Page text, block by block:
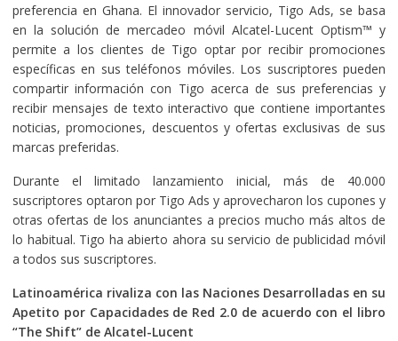
preferencia en Ghana. El innovador servicio, Tigo Ads, se basa
en la solución de mercadeo móvil Alcatel-Lucent Optism™ y
permite a los clientes de Tigo optar por recibir promociones
específicas en sus teléfonos móviles. Los suscriptores pueden
compartir información con Tigo acerca de sus preferencias y
recibir mensajes de texto interactivo que contiene importantes
noticias, promociones, descuentos y ofertas exclusivas de sus
marcas preferidas.
Durante el limitado lanzamiento inicial, más de 40.000
suscriptores optaron por Tigo Ads y aprovecharon los cupones y
otras ofertas de los anunciantes a precios mucho más altos de
lo habitual. Tigo ha abierto ahora su servicio de publicidad móvil
a todos sus suscriptores.
Latinoamérica rivaliza con las Naciones Desarrolladas en su
Apetito por Capacidades de Red 2.0 de acuerdo con el libro
“The Shift” de Alcatel-Lucent